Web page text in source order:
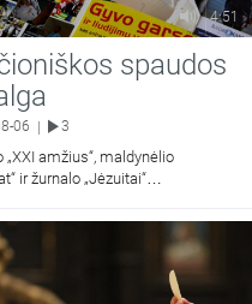
4:51
spaudos
06 | 3
„XXI amžius“, maldynėlio
ir žurnalo „Jėzuitai“